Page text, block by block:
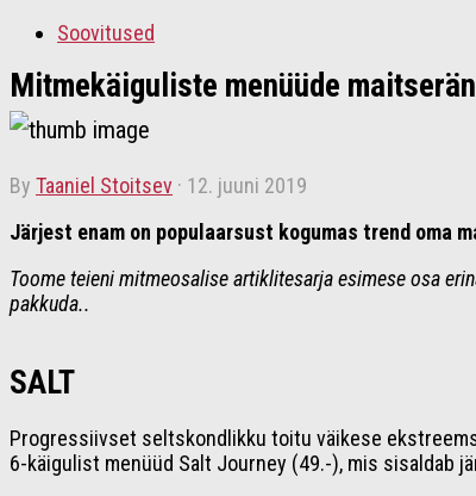
Soovitused
Mitmekäiguliste menüüde
by Taaniel Stoitsev · 12. juuni 2019
Järjest enam on populaarsust kogumas trend oma
Toome teieni mitmeosalise artiklitesarja esimese osa
pakkuda..
SALT
Progressiivset seltskondlikku toitu väikese
6-käigulist menüüd Salt Journey (49.-), mis sisaldab